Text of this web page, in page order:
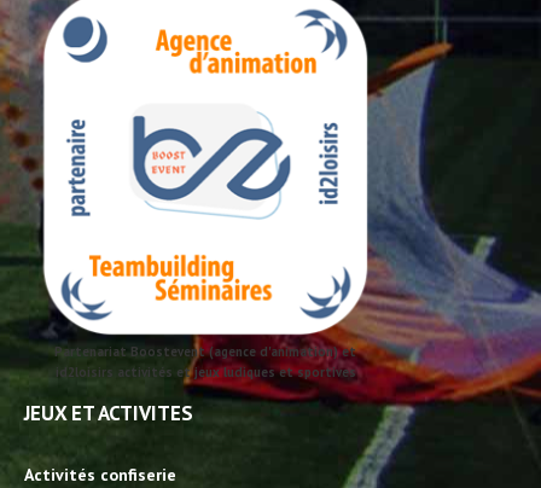
Partenariat Boostevent (agence d'animation) et
id2loisirs activités et jeux ludiques et sportives
JEUX ET ACTIVITES
Activités confiserie